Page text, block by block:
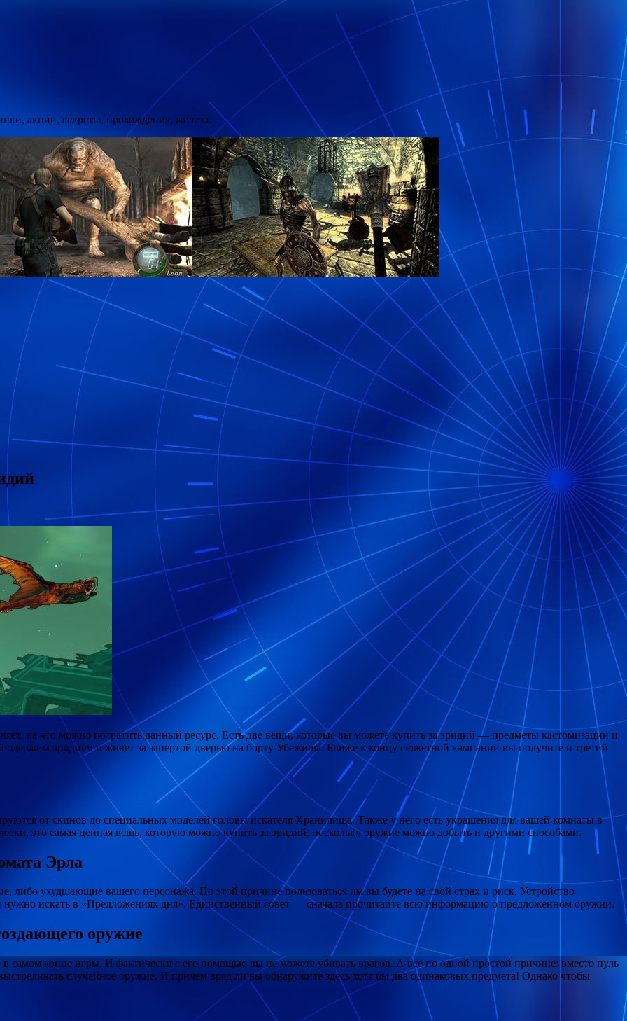
акции, секреты, прохождения, железо.
на что можно потратить данный ресурс. Есть две вещи, которые вы можете купить за эридий — предметы кастомизации и
одержим эридием и живет зазапертой дверью на борту Убежища. Ближе к концу сюжетной кампании вы получите и третий
от скинов до специальных моделей головы искателя Хранилища. Также у него есть украшения для вашей комнаты в
это самая ценная вещь, которую можно купить за эридий, поскольку оружие можно добыть и другими способами.
Эрла
либо ухудшающие вашего персонажа. По этой причине пользоваться им вы будете на свой страх и риск. Устройство
искать в «Предложениях дня». Единственный совет — сначала прочитайте всю информацию о предложенном оружии.
оружие
самом конце игры. И фактически с его помощью вы не можете убивать врагов. А все по одной простой причине: вместо пуль
случайное оружие. И причем вряд ли вы обнаружите здесь хотя бы два одинаковых предмета! Однако чтобы